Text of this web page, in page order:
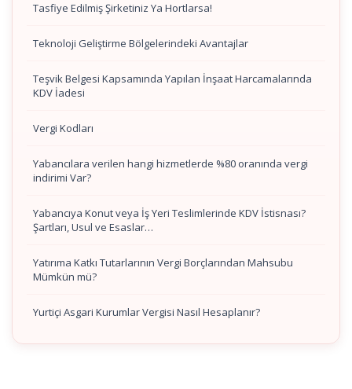
Tasfiye Edilmiş Şirketiniz Ya Hortlarsa!
Teknoloji Geliştirme Bölgelerindeki Avantajlar
Teşvik Belgesi Kapsamında Yapılan İnşaat Harcamalarında
KDV İadesi
Vergi Kodları
Yabancılara verilen hangi hizmetlerde %80 oranında vergi
indirimi Var?
Yabancıya Konut veya İş Yeri Teslimlerinde KDV İstisnası?
Şartları, Usul ve Esaslar…
Yatırıma Katkı Tutarlarının Vergi Borçlarından Mahsubu
Mümkün mü?
Yurtiçi Asgari Kurumlar Vergisi Nasıl Hesaplanır?